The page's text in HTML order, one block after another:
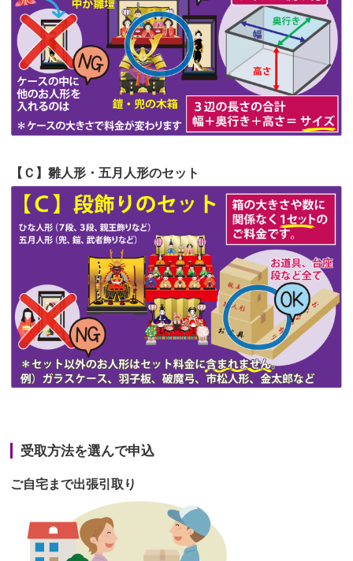
第54回人形供養祭令和4年8月1日(月)
第53回人形供養祭令和4年7月1日(金)
第52回人形供養祭令和4年5月17日(火)
第51回人形供養祭令和4年4月18日(月)
第50回人形供養祭令和4年3月15日(火)
第49回人形供養祭令和4年1月17日(月)
第48回人形供養祭令和3年12月3日(金)
第47回人形供養祭 令和3年10月11日(月)
第46回人形供養祭 令和3年9月13日(月)
第45回人形供養祭令和3年7月12日(月)
第44回人形供養祭令和3年6月3日(木)
第43回人形供養祭令和3年4月23日(金)
第39回人形供養祭令和2年10月22日(木)
第38回人形供養祭 令和2年8月26日(水)
【Ｃ】雛人形・五月人形のセット
受取方法を選んで申込
ご自宅まで出張引取り